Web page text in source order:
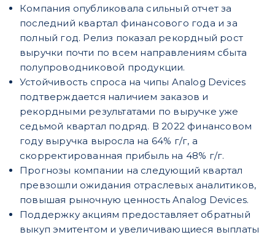
Компания опубликовала сильный отчет за
последний квартал финансового года и за
полный год. Релиз показал рекордный рост
выручки почти по всем направлениям сбыта
полупроводниковой продукции.
Устойчивость спроса на чипы Analog Devices
подтверждается наличием заказов и
рекордными результатами по выручке уже
седьмой квартал подряд. В 2022 финансовом
году выручка выросла на 64% г/г, а
скорректированная прибыль на 48% г/г.
Прогнозы компании на следующий квартал
превзошли ожидания отраслевых аналитиков,
повышая рыночную ценность Analog Devices.
Поддержку акциям предоставляет обратный
выкуп эмитентом и увеличивающиеся выплаты